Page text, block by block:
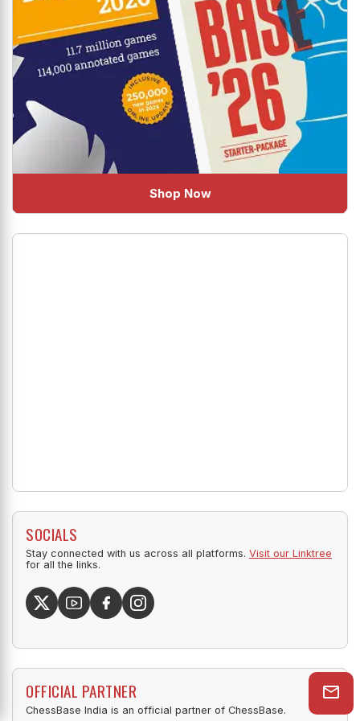
Shop Now
SOCIALS
Stay connected with us across all platforms.
for all the links.